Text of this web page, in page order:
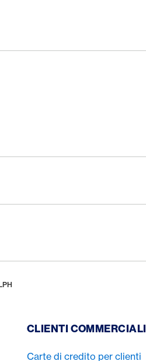
CLIENTI COMMERCIALI
Carte di credito per clienti